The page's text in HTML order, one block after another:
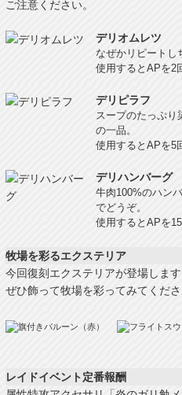
ご注意ください。
デリオムレツ
なぜかリピートし
使用するとAPを2
デリピラフ
スープのたっぷり
の一品。
使用するとAPを5
デリハンバーグ
牛肉100%のハン
でどうぞ。
使用するとAPを15
牧場を彩るエクステリア
今回復刻エクステリアが登場します
ぜひ飾って牧場を彩ってみてくださ
レイドイベント定番報酬